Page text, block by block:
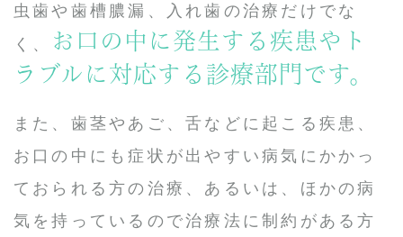
虫歯や歯槽膿漏、入れ歯の治療だけでな
く、
お口の中に発生する疾患やト
ラブルに対応する診療部門です。
また、歯茎やあご、舌などに起こる疾患、
お口の中にも症状が出やすい病気にかかっ
ておられる方の治療、あるいは、ほかの病
気を持っているので治療法に制約がある方